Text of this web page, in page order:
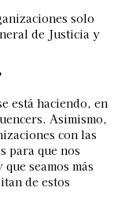
solo
de Justicia y
está haciendo, en
Asimismo,
con las
para que nos
seamos más
de estos